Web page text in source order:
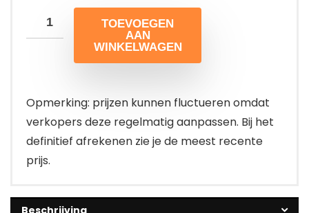
TOEVOEGEN
AAN
WINKELWAGEN
Opmerking: prijzen kunnen fluctueren omdat
verkopers deze regelmatig aanpassen. Bij het
definitief afrekenen zie je de meest recente
prijs.
Beschrijving